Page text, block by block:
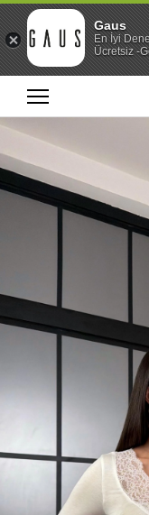
Gaus
En İyi
Ücretsiz -